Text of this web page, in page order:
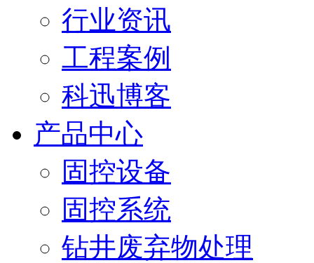
行业资讯
工程案例
科迅博客
产品中心
固控设备
固控系统
钻井废弃物处理